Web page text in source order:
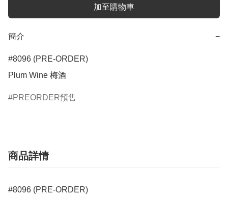
加至購物車
簡介 −
#8096 (PRE-ORDER)
Plum Wine 梅酒
PREORDER預售
商品詳情
#8096 (PRE-ORDER)